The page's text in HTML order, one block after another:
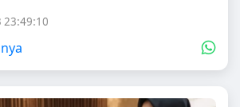
23:49:10